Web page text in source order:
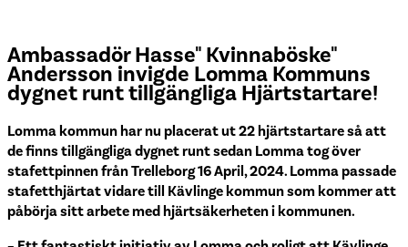
Ambassadör Hasse" Kvinnaböske"
Andersson invigde Lomma Kommuns
dygnet runt tillgängliga Hjärtstartare!
Lomma kommun har nu placerat ut 22 hjärtstartare så att
de finns tillgängliga dygnet runt sedan Lomma tog över
stafettpinnen från Trelleborg 16 April, 2024. Lomma passade
stafetthjärtat vidare till Kävlinge kommun som kommer att
påbörja sitt arbete med hjärtsäkerheten i kommunen.